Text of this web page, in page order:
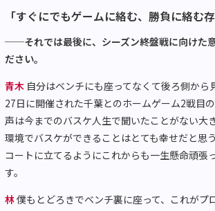
「すぐにでもゲームに絡む、勝負に絡む存
──それでは最後に、シーズン終盤戦に向けた
ださい。
青木 自分はベンチにも座ってなくて後ろ側から
27日に開催された千葉とのホームゲーム2戦目
声は今までのバスケ人生で聞いたことがない大
環境でバスケができることはとても幸せだと思
コートに立てるようにこれからも一生懸命頑張
す。
林僕もとどろきでベンチ裏に座って、これがプ